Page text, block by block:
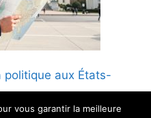
politique aux États-
vous garantir la meilleure